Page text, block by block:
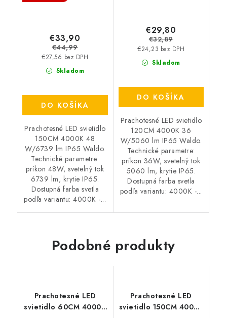
Skladom
€27,56 bez DPH
€33,90
€44,99
DO KOŠÍKA
Prachotesné LED svietidlo
150CM 4000K 48
W/6739 lm IP65 Waldo.
Technické parametre:
príkon 48W, svetelný tok
6739 lm, krytie IP65.
Dostupná farba svetla
podľa variantu: 4000K -...
Skladom
€24,23 bez DPH
€29,80
€32,89
DO KOŠÍKA
Prachotesné LED svietidlo
120CM 4000K 36
W/5060 lm IP65 Waldo.
Technické parametre:
príkon 36W, svetelný tok
5060 lm, krytie IP65.
Dostupná farba svetla
podľa variantu: 4000K -...
Podobné produkty
Prachotesné LED
svietidlo 60CM 4000K
Prachotesné LED
svietidlo 150CM 4000K